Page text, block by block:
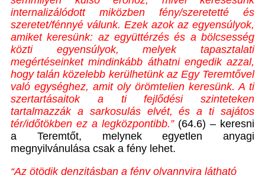
internalizálódott miközben fény/szeretetté és
szeretet/fénnyé válunk. Ezek azok az egyensúlyok,
amiket keresünk: az együttérzés és a bölcsesség
közti egyensúlyok, melyek tapasztalati
megértéseinket mindinkább áthatni engedik azzal,
hogy talán közelebb kerülhetünk az Egy Teremtővel
való egységhez, amit oly örömtelien keresünk. A ti
szertartásaitok a ti fejlődési szinteteken
tartalmazzák a sarkosulás elvét, és a ti sajátos
tér/időtökben ez a legközpontibb.”(64.6) – keresni
a Teremtőt, melynek egyetlen anyagi
megnyilvánulása csak a fény lehet.
“Az ötödik denzitásban a fény olyannyira látható